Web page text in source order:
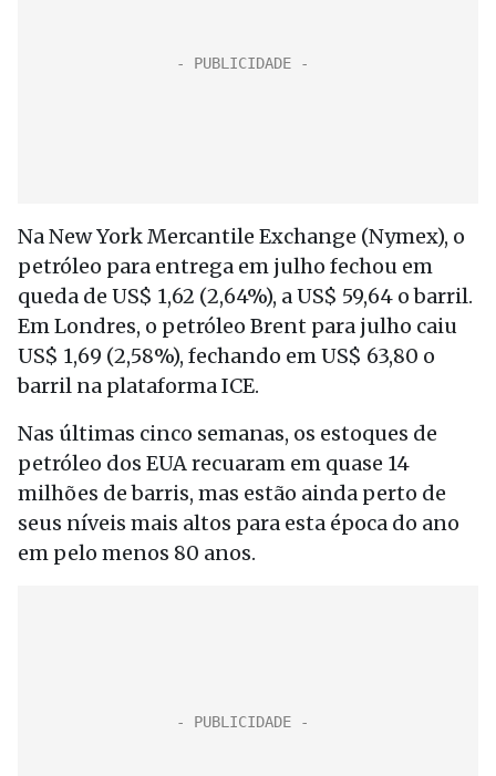
Na New York Mercantile Exchange (Nymex), o
petróleo para entrega em julho fechou em
queda de US$ 1,62 (2,64%), a US$ 59,64 o barril.
Em Londres, o petróleo Brent para julho caiu
US$ 1,69 (2,58%), fechando em US$ 63,80 o
barril na plataforma ICE.
Nas últimas cinco semanas, os estoques de
petróleo dos EUA recuaram em quase 14
milhões de barris, mas estão ainda perto de
seus níveis mais altos para esta época do ano
em pelo menos 80 anos.